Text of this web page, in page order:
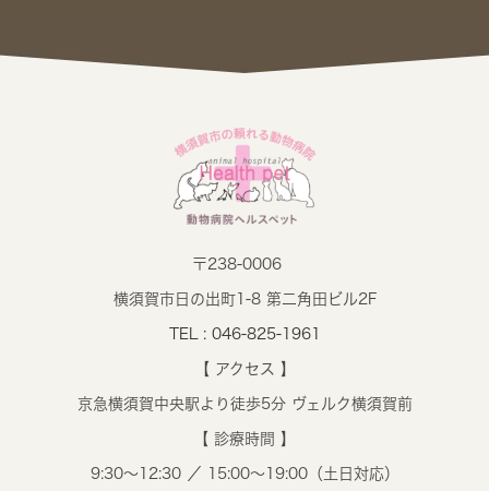
〒238-0006
横須賀市日の出町1-8 第二角田ビル2F
TEL : 046-825-1961
【 アクセス 】
京急横須賀中央駅より徒歩5分 ヴェルク横須賀前
【 診療時間 】
9:30～12:30 ／ 15:00～19:00（土日対応）